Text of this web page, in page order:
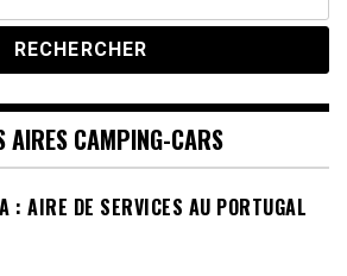
AIRES CAMPING-CARS
: AIRE DE SERVICES AU PORTUGAL